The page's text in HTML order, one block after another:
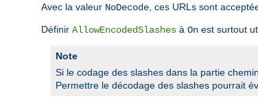
Avec la valeur NoDecode , ces URLs sont
Définir AllowEncodedSlashes à On est surtout
Note
Si le codage des slashes dans la partie
Permettre le décodage des slashes pourrait